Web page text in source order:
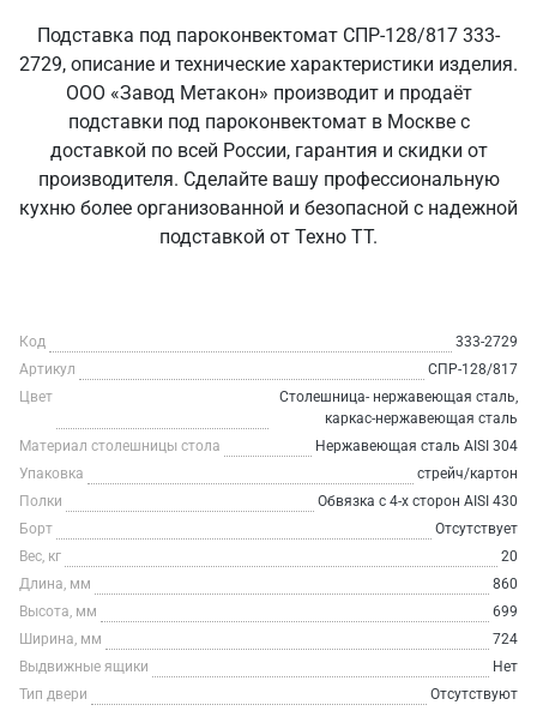
Подставка под пароконвектомат СПР-128/817 333-
2729, описание и технические характеристики изделия.
ООО «Завод Метакон» производит и продаёт
подставки под пароконвектомат в Москве с
доставкой по всей России, гарантия и скидки от
производителя. Сделайте вашу профессиональную
кухню более организованной и безопасной с надежной
подставкой от Техно ТТ.
Код
333-2729
Артикул
СПР-128/817
Цвет
Столешница- нержавеющая сталь,
каркас-нержавеющая сталь
Материал столешницы стола
Нержавеющая сталь AISI 304
Упаковка
стрейч/картон
Полки
Обвязка с 4-х сторон AISI 430
Борт
Отсутствует
Вес, кг
20
Длина, мм
860
Высота, мм
699
Ширина, мм
724
Выдвижные ящики
Нет
Тип двери
Отсутствуют